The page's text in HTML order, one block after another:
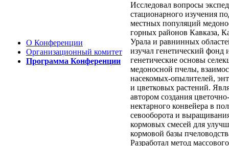
О Конференции
Организационный комитет
Программа Конференции
Исследовал вопросы
стационарного изучения
местных популяций
горных районов Кавказа,
Урала и равнинных
изучал генетический фонд
генетические основы
медоносной пчелы,
насекомых-опылителей,
и цветковых растений.
автором создания цветочно-
нектарного конвейера в
севооборота и
кормовых смесей для
кормовой базы
Разработал метод массового